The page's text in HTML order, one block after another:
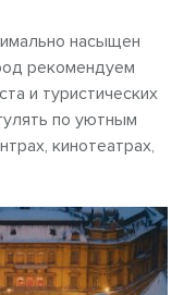
насыщен
рекомендуем
и туристических
по уютным
кинотеатрах,